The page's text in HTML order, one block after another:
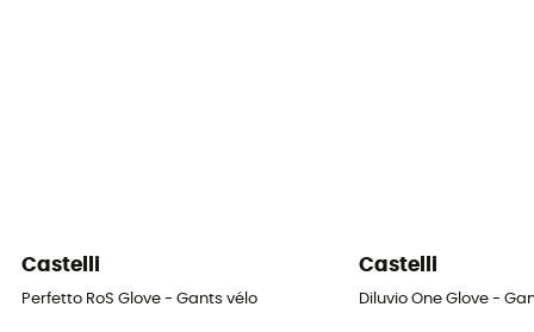
Castelli
Perfetto RoS Glove - Gants vélo
Castelli
Diluvio One Glove -